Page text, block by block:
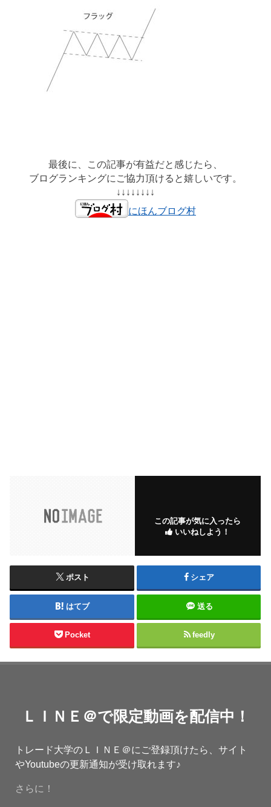
最後に、この記事が有益だと感じたら、
ブログランキングにご協力頂けると嬉しいです。
↓↓↓↓↓↓↓↓
にほんブログ村
この記事が気に入ったら
いいねしよう！
ポスト シェア
はてブ 送る
Pocket feedly
ＬＩＮＥ＠で限定動画を配信中！
トレード大学のＬＩＮＥ＠にご登録頂けたら、サイト
やYoutubeの更新通知が受け取れます♪
さらに！